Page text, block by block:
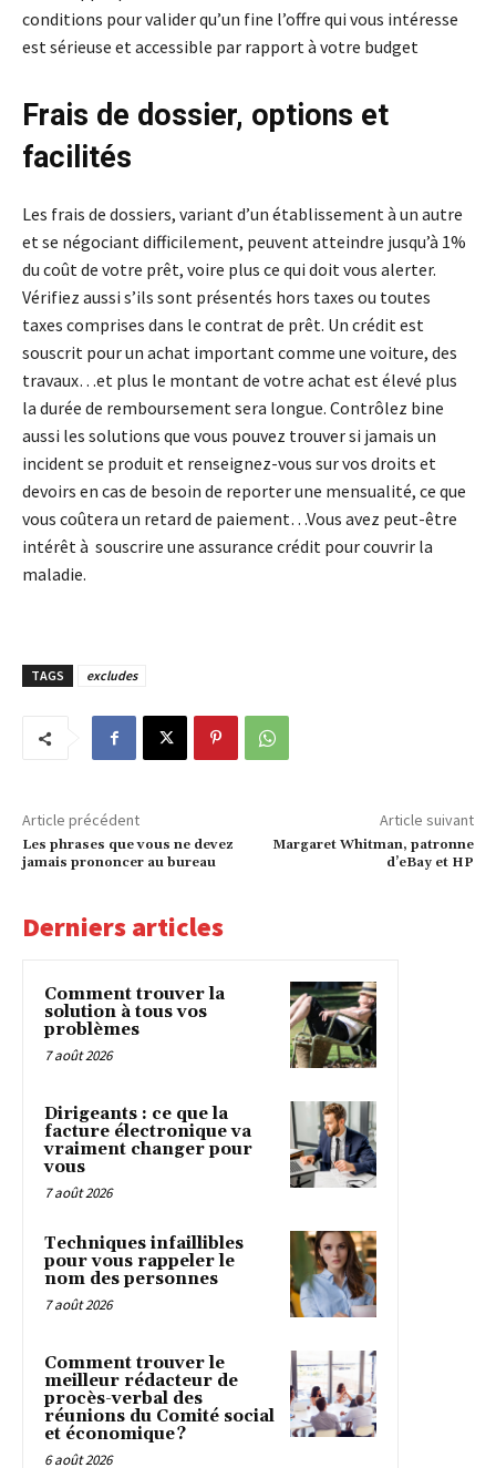
conditions pour valider qu’un fine l’offre qui vous intéresse
est sérieuse et accessible par rapport à votre budget
Frais de dossier, options et
facilités
Les frais de dossiers, variant d’un établissement à un autre
et se négociant difficilement, peuvent atteindre jusqu’à 1%
du coût de votre prêt, voire plus ce qui doit vous alerter.
Vérifiez aussi s’ils sont présentés hors taxes ou toutes
taxes comprises dans le contrat de prêt. Un crédit est
souscrit pour un achat important comme une voiture, des
travaux…et plus le montant de votre achat est élevé plus
la durée de remboursement sera longue. Contrôlez bine
aussi les solutions que vous pouvez trouver si jamais un
incident se produit et renseignez-vous sur vos droits et
devoirs en cas de besoin de reporter une mensualité, ce que
vous coûtera un retard de paiement…Vous avez peut-être
intérêt à souscrire une assurance crédit pour couvrir la
maladie.
TAGS excludes
Article précédent
Les phrases que vous ne devez
jamais prononcer au bureau
Article suivant
Margaret Whitman, patronne
d’eBay et HP
Derniers articles
Comment trouver la
solution à tous vos
problèmes
7 août 2026
Dirigeants : ce que la
facture électronique va
vraiment changer pour
vous
7 août 2026
Techniques infaillibles
pour vous rappeler le
nom des personnes
7 août 2026
Comment trouver le
meilleur rédacteur de
procès-verbal des
réunions du Comité social
et économique ?
6 août 2026